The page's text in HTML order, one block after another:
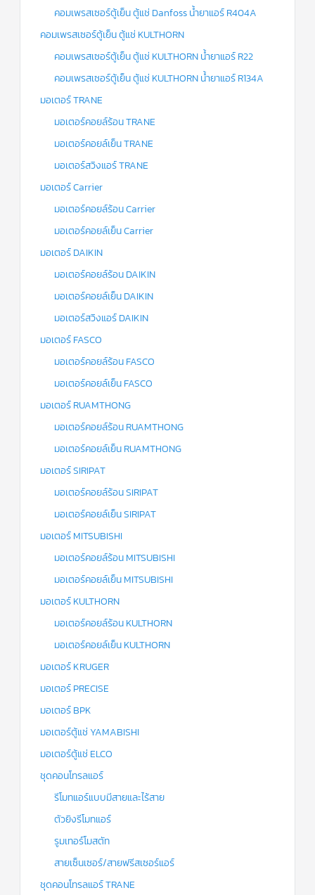
คอมเพรสเซอร์ตู้เย็น ตู้แช่ Danfoss น้ำยาแอร์ R404A
คอมเพรสเซอร์ตู้เย็น ตู้แช่ KULTHORN
คอมเพรสเซอร์ตู้เย็น ตู้แช่ KULTHORN น้ำยาแอร์ R22
คอมเพรสเซอร์ตู้เย็น ตู้แช่ KULTHORN น้ำยาแอร์ R134A
มอเตอร์ TRANE
มอเตอร์คอยล์ร้อน TRANE
มอเตอร์คอยล์เย็น TRANE
มอเตอร์สวิงแอร์ TRANE
มอเตอร์ Carrier
มอเตอร์คอยล์ร้อน Carrier
มอเตอร์คอยล์เย็น Carrier
มอเตอร์ DAIKIN
มอเตอร์คอยล์ร้อน DAIKIN
มอเตอร์คอยล์เย็น DAIKIN
มอเตอร์สวิงแอร์ DAIKIN
มอเตอร์ FASCO
มอเตอร์คอยล์ร้อน FASCO
มอเตอร์คอยล์เย็น FASCO
มอเตอร์ RUAMTHONG
มอเตอร์คอยล์ร้อน RUAMTHONG
มอเตอร์คอยล์เย็น RUAMTHONG
มอเตอร์ SIRIPAT
มอเตอร์คอยล์ร้อน SIRIPAT
มอเตอร์คอยล์เย็น SIRIPAT
มอเตอร์ MITSUBISHI
มอเตอร์คอยล์ร้อน MITSUBISHI
มอเตอร์คอยล์เย็น MITSUBISHI
มอเตอร์ KULTHORN
มอเตอร์คอยล์ร้อน KULTHORN
มอเตอร์คอยล์เย็น KULTHORN
มอเตอร์ KRUGER
มอเตอร์ PRECISE
มอเตอร์ BPK
มอเตอร์ตู้แช่ YAMABISHI
มอเตอร์ตู้แช่ ELCO
ชุดคอนโทรลแอร์
รีโมทแอร์แบบมีสายและไร้สาย
ตัวยิงรีโมทแอร์
รูมเทอร์โมสตัท
สายเซ็นเซอร์/สายฟรีสเซอร์แอร์
ชุดคอนโทรลแอร์ TRANE